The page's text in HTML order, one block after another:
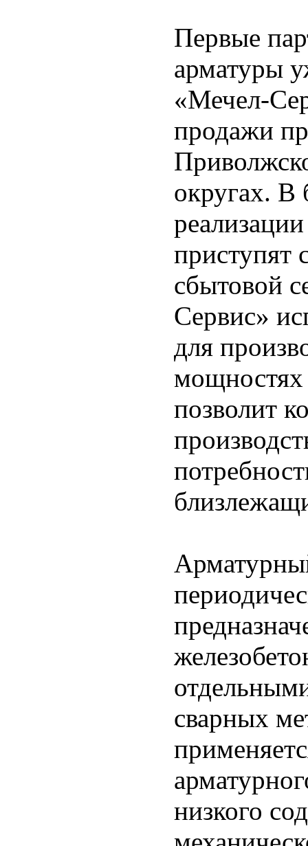
Первые
арматуры
«Мечел-
продажи
округах. В
приступят
сбытовой
Сервис»
для
мощностях
позволит
сварных
низкого